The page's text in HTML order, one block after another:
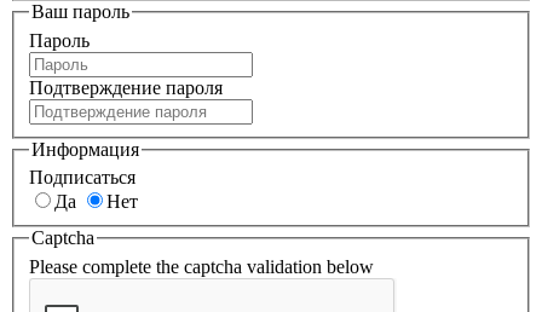
Ваш пароль
Пароль
Подтверждение пароля
Информация
Подписаться
Да
Нет
Captcha
Please complete the captcha validation below